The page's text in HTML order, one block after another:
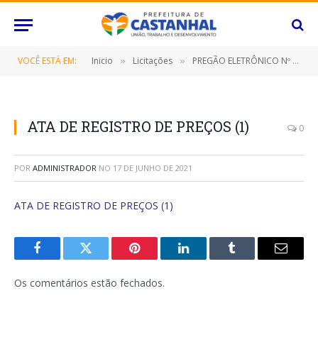
VOCÊ ESTÁ EM: Inicio » Licitações » PREGÃO ELETRÔNICO Nº 001/2021 (CONTRATAÇÃO DE EMPRESA ESPECIALIZADA PARA FORNECIMENTO DE RECARGA DE ÁGUA MINERAL DE 20 LITROS)
ATA DE REGISTRO DE PREÇOS (1) 0
POR ADMINISTRADOR NO 17 DE JUNHO DE 2021
ATA DE REGISTRO DE PREÇOS (1)
FacebookTwitter Pinterest O
Tumblr
E-
Os comentários estão fechados.